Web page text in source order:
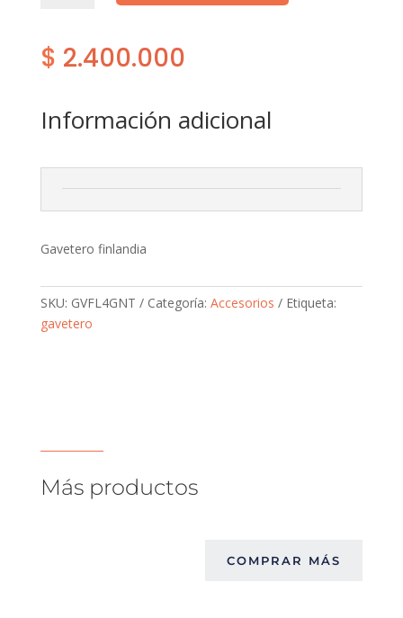
$ 2.400.000
Información adicional
Gavetero finlandia
SKU: GVFL4GNT Categoría: Accesorios
Etiqueta:
gavetero
Más productos
COMPRAR MÁS